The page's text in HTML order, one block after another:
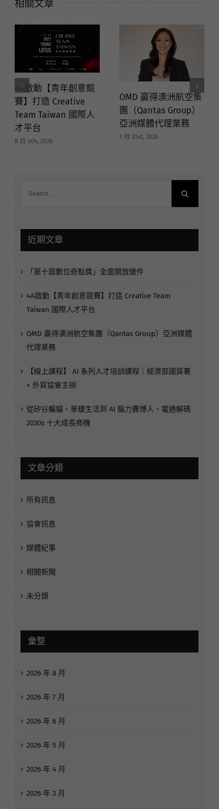
相關文章
創意競
國際人
OMD 贏得澳洲航空集
團（Qantas Group）
亞洲媒體代理業務
【線上課程】
7 月 29th, 2026
「第十屆數位奇點獎」全面開放徵件
Taiwan 國際人才平台
代理業務
× 外貿協會主辦
所有訊息
協會訊息
媒體紀事
相關新聞
2026 年 8 月
2026 年 7 月
2026 年 6 月
2026 年 5 月
2026 年 4 月